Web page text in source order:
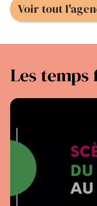
Voir tout
Les temps